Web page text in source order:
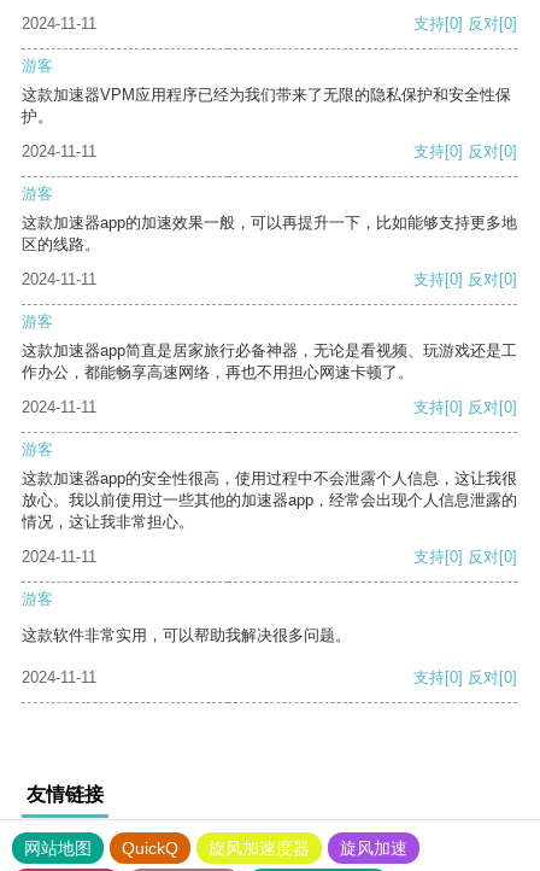
2024-11-11
支持[0] 反对[0]
游客
这款加速器VPM应用程序已经为我们带来了无限的隐私保护和安全性保
护。
2024-11-11
支持[0] 反对[0]
游客
这款加速器app的加速效果一般，可以再提升一下，比如能够支持更多地
区的线路。
2024-11-11
支持[0] 反对[0]
游客
这款加速器app简直是居家旅行必备神器，无论是看视频、玩游戏还是工
作办公，都能畅享高速网络，再也不用担心网速卡顿了。
2024-11-11
支持[0] 反对[0]
游客
这款加速器app的安全性很高，使用过程中不会泄露个人信息，这让我很
放心。我以前使用过一些其他的加速器app，经常会出现个人信息泄露的
情况，这让我非常担心。
2024-11-11
支持[0] 反对[0]
游客
这款软件非常实用，可以帮助我解决很多问题。
2024-11-11 支持[0] 反对[0]
友情链接
网站地图 QuickQ 旋风加速度器
旋风加速